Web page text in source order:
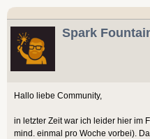
Spark
Hallo liebe Community,
in letzter Zeit war ich leider hier im
mind. einmal pro Woche vorbei).